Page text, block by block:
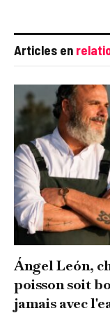
Articles en
Ángel León,
poisson soit
jamais avec